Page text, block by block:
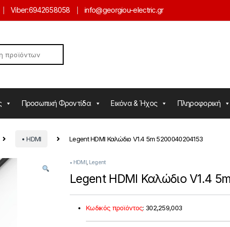
Viber:6942658058 info@georgiou-electric.gr
Προσωπική Φροντίδα Εικόνα & Ήχος Πληροφορική
• HDMI Legent HDMI Καλώδιο V1.4 5m 5200040204153
• HDMI Legent
Legent HDMI Καλώδιο V1.4
Κωδικός προϊόντος: 302,259,003